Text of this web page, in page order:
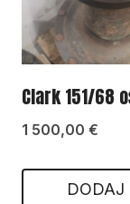
Clark 151/68
1 500,00 €
DODAJ